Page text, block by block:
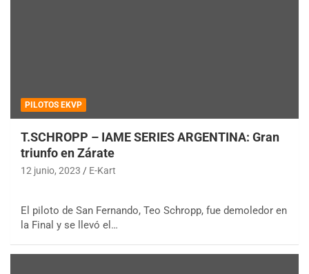
PILOTOS EKVP
T.SCHROPP – IAME SERIES ARGENTINA: Gran
triunfo en Zárate
12 junio, 2023 E-Kart
El piloto de San Fernando, Teo Schropp, fue demoledor en
la Final y se llevó el…